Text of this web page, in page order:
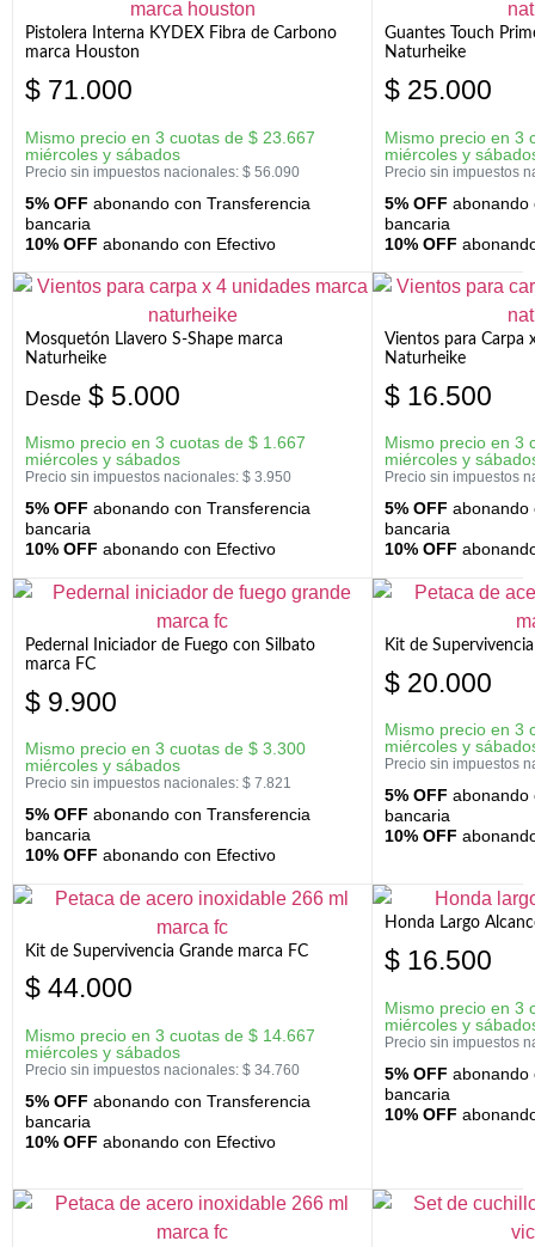
Pistolera Interna KYDEX Fibra de Carbono
marca Houston
$ 71.000
Mismo precio en 3 cuotas de $ 23.667
miércoles y sábados
Precio sin impuestos nacionales: $ 56.090
5% OFF abonando con Transferencia
bancaria
10% OFF abonando con Efectivo
Guantes Touch
Naturheike
$ 25.000
Mismo precio en 3
miércoles y
Precio sin impuestos
5% OFF abonando
bancaria
10% OFF
Mosquetón Llavero S-Shape marca
Naturheike
Desde $ 5.000
Mismo precio en 3 cuotas de $ 1.667
miércoles y sábados
Precio sin impuestos nacionales: $ 3.950
5% OFF abonando con Transferencia
bancaria
10% OFF abonando con Efectivo
Vientos para Carpa
Naturheike
$ 16.500
Mismo precio en 3
miércoles y
Precio sin impuestos
5% OFF abonando
bancaria
10% OFF
Pedernal Iniciador de Fuego con Silbato
marca FC
$ 9.900
Mismo precio en 3 cuotas de $ 3.300
miércoles y sábados
Precio sin impuestos nacionales: $ 7.821
5% OFF abonando con Transferencia
bancaria
10% OFF abonando con Efectivo
Kit de
$ 20.000
Mismo precio en 3
miércoles y
Precio sin impuestos
5% OFF abonando
bancaria
10% OFF
Kit de Supervivencia Grande marca FC
$ 44.000
Mismo precio en 3 cuotas de $ 14.667
miércoles y sábados
Precio sin impuestos nacionales: $ 34.760
5% OFF abonando con Transferencia
bancaria
10% OFF abonando con Efectivo
Honda Largo
$ 16.500
Mismo precio en 3
miércoles y
Precio sin impuestos
5% OFF abonando
bancaria
10% OFF